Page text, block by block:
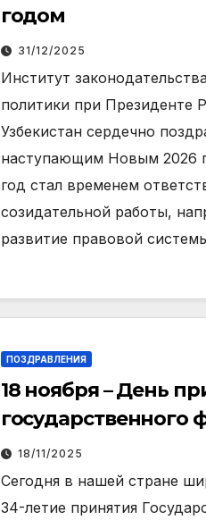
годом
31/12/2025
Институт
политики при Президенте
Узбекистан сердечно
наступающим Новым 2026
год стал временем
созидательной работы,
развитие правовой
ПОЗДРАВЛЕНИЯ
18 ноября – День
государственного
Республики
18/11/2025
Сегодня в нашей стране
34-летие принятия